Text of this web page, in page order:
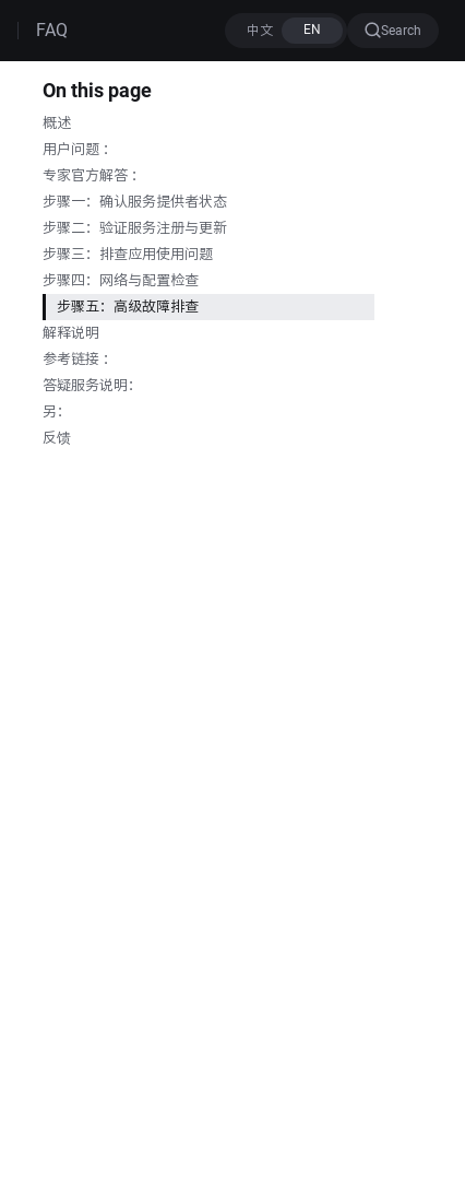
FAQ Search
On this page
概述
用户问题 ：
专家官方解答 ：
步骤一：确认服务提供者状态
步骤二：验证服务注册与更新
步骤三：排查应用使用问题
步骤四：网络与配置检查
步骤五：高级故障排查
解释说明
参考链接 ：
答疑服务说明：
另：
反馈